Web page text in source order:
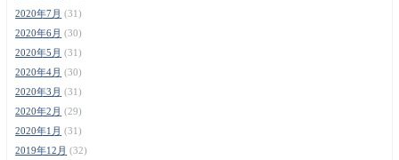
2020年7月 (31)
2020年6月 (30)
2020年5月 (31)
2020年4月 (30)
2020年3月 (31)
2020年2月 (29)
2020年1月 (31)
2019年12月 (32)